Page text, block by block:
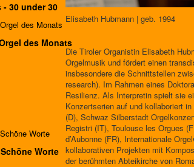
Elisabeth Hubmann | geb. 1994
Die Tiroler Organistin Elisabeth
Orgelmusik und fördert einen
insbesondere die Schnittstellen
research). Im Rahmen eines
Resilienz. Als Interpretin spielt sie
Konzertserien auf und kollaboriert
(D), Schwaz Silberstadt
Registri (IT), Toulouse les Orgues
d’Aubonne (FR), Internationale
kollaborativen Projekten mit
der berühmten Abteikirche von
30 under 30
des Monats
Worte